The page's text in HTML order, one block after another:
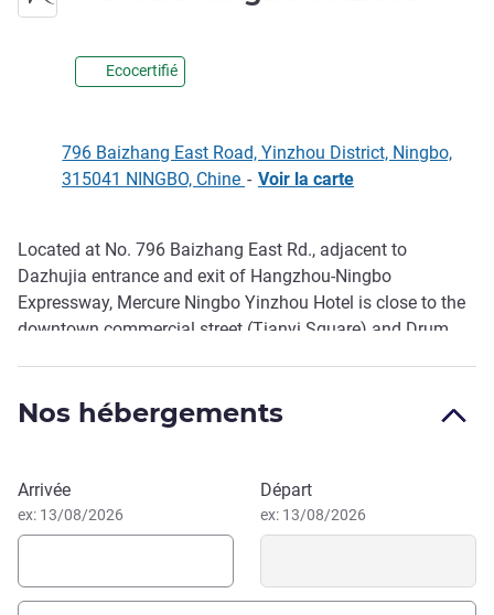
Ecocertifié
796 Baizhang East Road, Yinzhou District, Ningbo,
315041 NINGBO, Chine - Voir la carte
Description
Located at No. 796 Baizhang East Rd., adjacent to
Dazhujia entrance and exit of Hangzhou-Ningbo
Expressway, Mercure Ningbo Yinzhou Hotel is close to the
downtown commercial street (Tianyi Square) and Drum
fitness center, and self-help laundry room. Perfect for
Nos hébergements
Réserver cet hôtel
Arrivée
ex: 13/08/2026
Départ
ex: 13/08/2026